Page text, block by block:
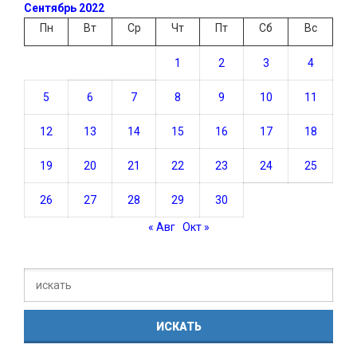
Сентябрь 2022
Пн
Вт Ср Чт Пт Сб Вс
1 2 3 4
5 6 7 8 9 10 11
12 13 14 15 16 17 18
19 20 21 22 23 24 25
26 27 28 29 30
« Авг Окт »